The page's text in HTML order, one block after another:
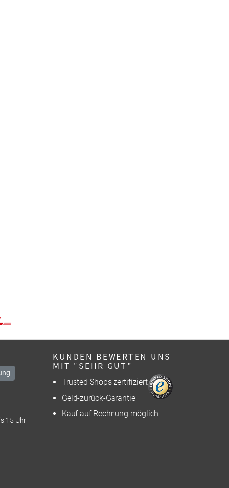
15 Uhr
KUNDEN BEWERTEN UNS
MIT "SEHR GUT"
Trusted Shops zertifiziert
Geld-zurück-Garantie
Kauf auf Rechnung möglich